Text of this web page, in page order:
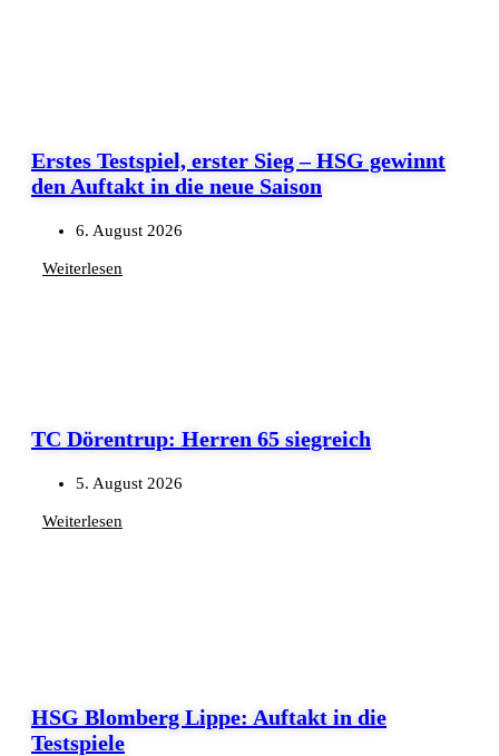
Erstes Testspiel, erster Sieg – HSG gewinnt
den Auftakt in die neue Saison
6. August 2026
Weiterlesen
TC Dörentrup: Herren 65 siegreich
5. August 2026
Weiterlesen
HSG Blomberg Lippe: Auftakt in die
Testspiele